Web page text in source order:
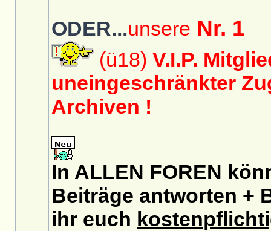
ODER...unsere Nr. 1
(ü18) V.I.P.
uneingeschränkter
Archiven !
In ALLEN FOREN
Beiträge antworten +
ihr euch